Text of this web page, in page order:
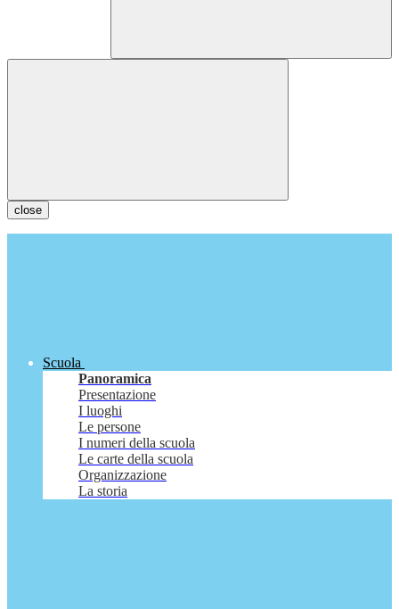
close
Scuola
Panoramica
Presentazione
I luoghi
Le persone
I numeri della scuola
Le carte della scuola
Organizzazione
La storia